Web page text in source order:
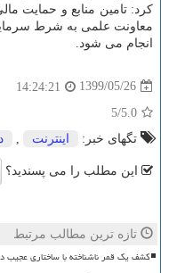
کرد: تامین منابع و حمایت
معاونت علمی به شرط
انجام می شود.
1399/05/26
14:24:21
5.0
/5
تگهای خبر:
اینترنت
این مطلب را می پسندید؟
تازه ترین مطالب مرتبط
کشف یک قمر ناشناخته با ساختاری عجیب